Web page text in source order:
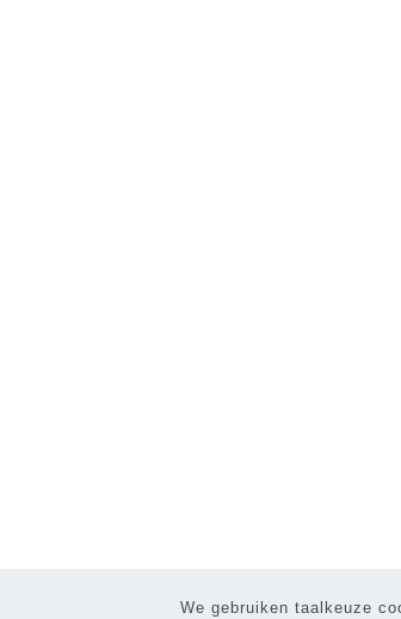
We gebruiken taalkeuze